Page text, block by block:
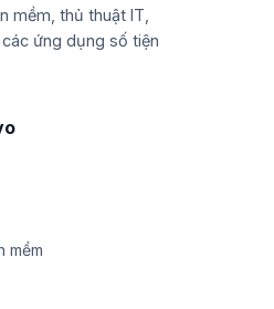
mềm, thủ thuật IT,
ứng dụng số tiện
mềm